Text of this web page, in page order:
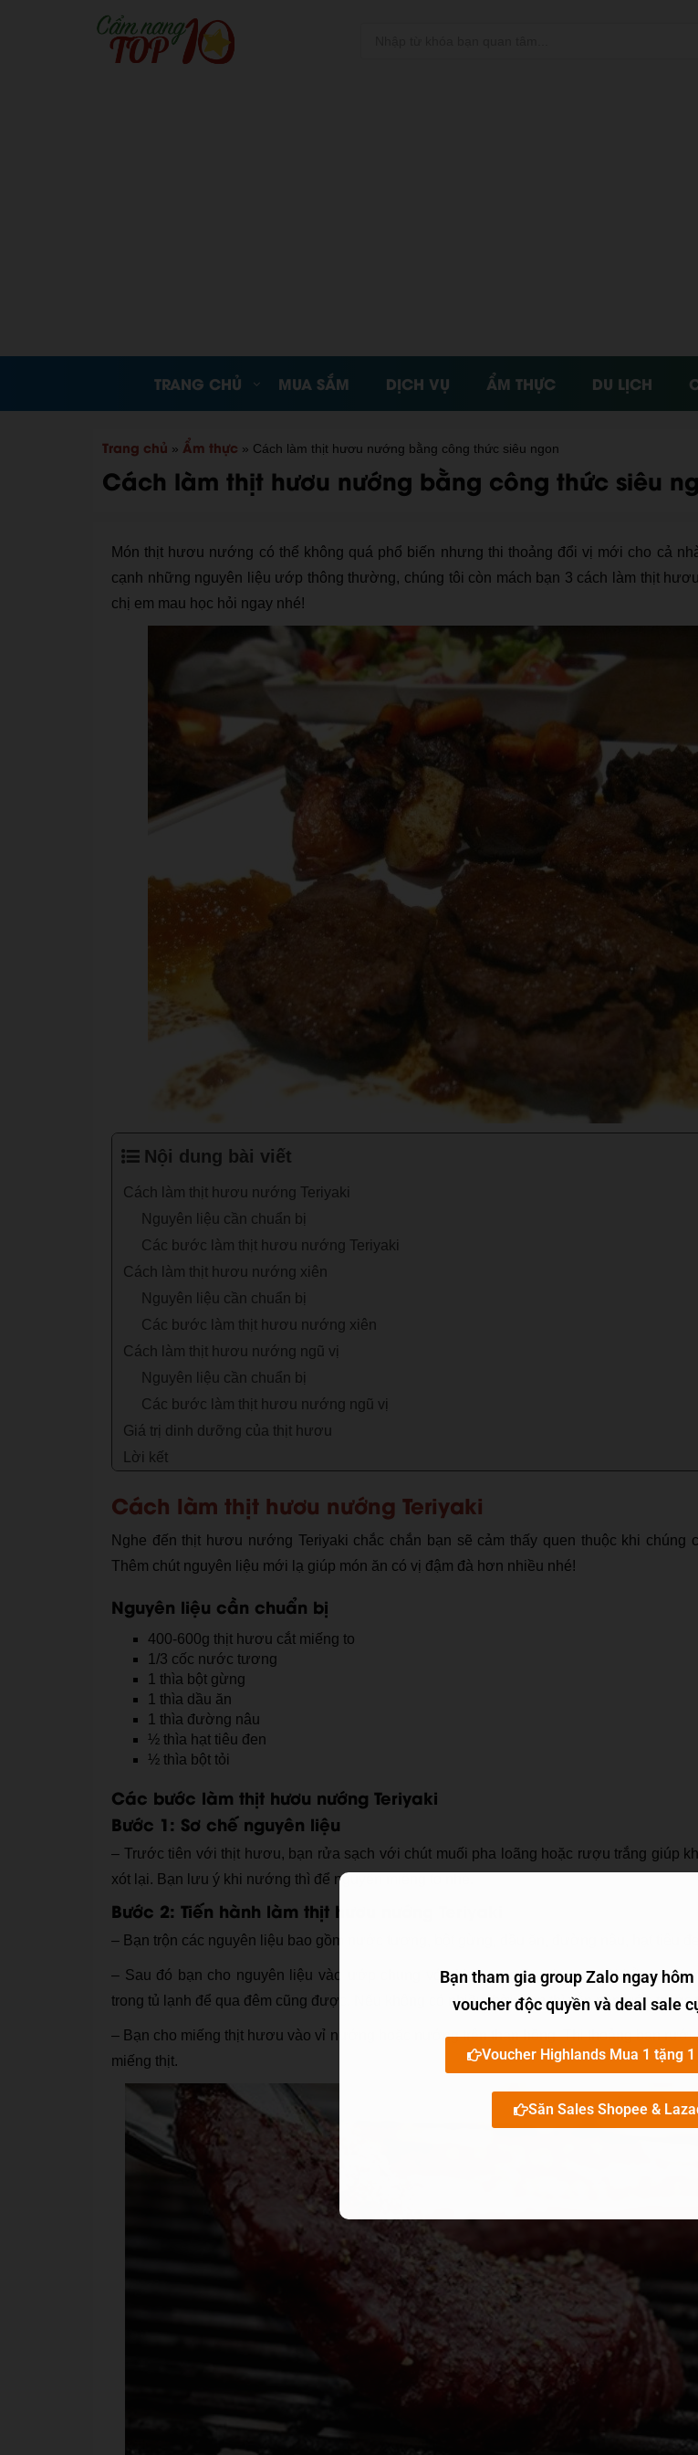
TRANG CHỦ MUA SẮM DỊCH VỤ ẨM THỰC DU LỊCH
Trang chủ » Ẩm thực » Cách làm thịt hươu nướng bằng công thức siêu ngon
Cách làm thịt hươu nướng bằng công thức siêu
Món thịt hươu nướng có thể không quá phổ biến nhưng thi thoảng đổi vị mới cho cả
cạnh những nguyên liệu ướp thông thường, chúng tôi còn mách bạn 3 cách làm thịt
chị em mau học hỏi ngay nhé!
Nội dung bài viết
Cách làm thịt hươu nướng Teriyaki
Nguyên liệu cần chuẩn bị
Các bước làm thịt hươu nướng Teriyaki
Cách làm thịt hươu nướng xiên
Nguyên liệu cần chuẩn bị
Các bước làm thịt hươu nướng xiên
Cách làm thịt hươu nướng ngũ vị
Nguyên liệu cần chuẩn bị
Các bước làm thịt hươu nướng ngũ vị
Giá trị dinh dưỡng của thịt hươu
Lời kết
Cách làm thịt hươu nướng Teriyaki
Nghe đến thịt hươu nướng Teriyaki chắc chắn bạn sẽ cảm thấy quen thuộc khi chúng
Thêm chút nguyên liệu mới lạ giúp món ăn có vị đậm đà hơn nhiều nhé!
Nguyên liệu cần chuẩn bị
400-600g thịt hươu cắt miếng to
1/3 cốc nước tương
1 thìa bột gừng
1 thìa dầu ăn
1 thìa đường nâu
½ thìa hạt tiêu đen
½ thìa bột tỏi
Các bước làm thịt hươu nướng Teriyaki
Bước 1: Sơ chế nguyên liệu
– Trước tiên với thịt hươu, bạn rửa sạch với chút muối pha loãng hoặc rượu trắng giúp
xót lại. Bạn lưu ý khi nướng thì để nguyên miếng to nhé.
Bước 2: Tiến hành làm thịt hươu nướng Teriyaki
– Bạn trộn các nguyên liệu bao gồm nước tương, bột gừng, dầu ăn, đường nâu, hạt tiêu
– Sau đó bạn cho nguyên liệu vào ướp chung với thịt hươu. Bạn bọc ngoài bằng màng
trong tủ lạnh để qua đêm cũng được. Nếu không có nhiều thời gian thì vẫn nên ướp trước
– Bạn cho miếng thịt hươu vào vỉ nướng hoặc nướng trên than hồng. Thi thoảng bạn rưới
miếng thịt.
Bạn tham gia group Zalo ngay
voucher độc quyền và deal sale
Voucher Highlands Mua 1 tặng
Săn Sales Shopee &